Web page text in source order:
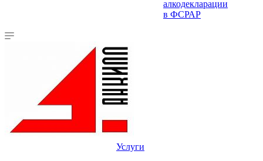
алкодекларации
в ФСРАР
Услуги